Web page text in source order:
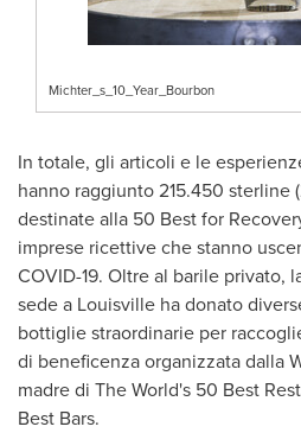
Michter_s_10_Year_Bourbon
In totale, gli articoli e le
hanno raggiunto 215.450 sterline
destinate alla 50 Best for
imprese ricettive che stanno
COVID-19. Oltre al barile privato,
sede a Louisville ha donato
bottiglie straordinarie per
di beneficenza organizzata dalla
madre di The World's 50 Best
Best Bars.